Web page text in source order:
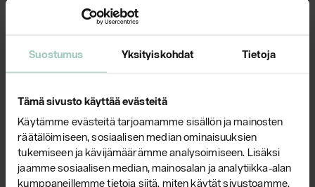
Suostumus Yksityiskohdat Tietoja
Tämä sivusto käyttää evästeitä
Käytämme evästeitä tarjoamamme sisällön ja mainosten
räätälöimiseen, sosiaalisen median ominaisuuksien
tukemiseen ja kävijämäärämme analysoimiseen. Lisäksi
jaamme sosiaalisen median, mainosalan ja analytiikka-alan
kumppaneillemme tietoja siitä, miten käytät sivustoamme.
Yrjö Kukkapuro Scan Magazine -
Käy lukemassa
artikkelimmesuomalaisen muotoilun
mestarista Scan Magazine -lehden
kesäkuun numerossa!